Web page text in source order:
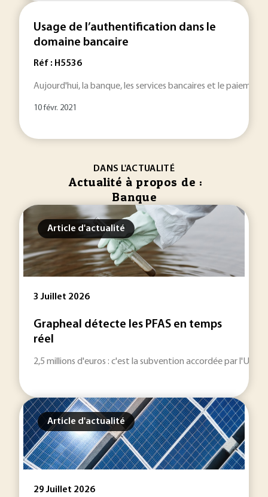
Usage de l’authentification dans le
domaine bancaire
Réf : H5536
Aujourd'hui, la banque, les services bancaires et le
10 févr. 2021
DANS L'ACTUALITÉ
Actualité à propos de :
Banque
Article d'actualité
3 Juillet 2026
Grapheal détecte les PFAS en temps
réel
2,5 millions d'euros : c'est la subvention accordée par
Article d'actualité
29 Juillet 2026